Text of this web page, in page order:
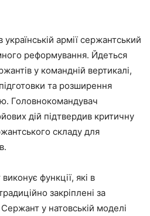
армії сержантський
реформування. Йдеться
у командній вертикалі,
та розширення
Головнокомандувач
дій підтвердив критичну
складу для
функції, які в
закріплені за
у натовській моделі